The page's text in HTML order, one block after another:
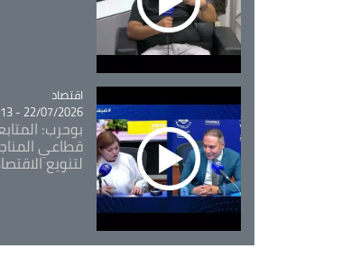
Catégorie
اقتصاد
22/07/2026 - 12:13
بوحرب:
قطاعي
لتنويع